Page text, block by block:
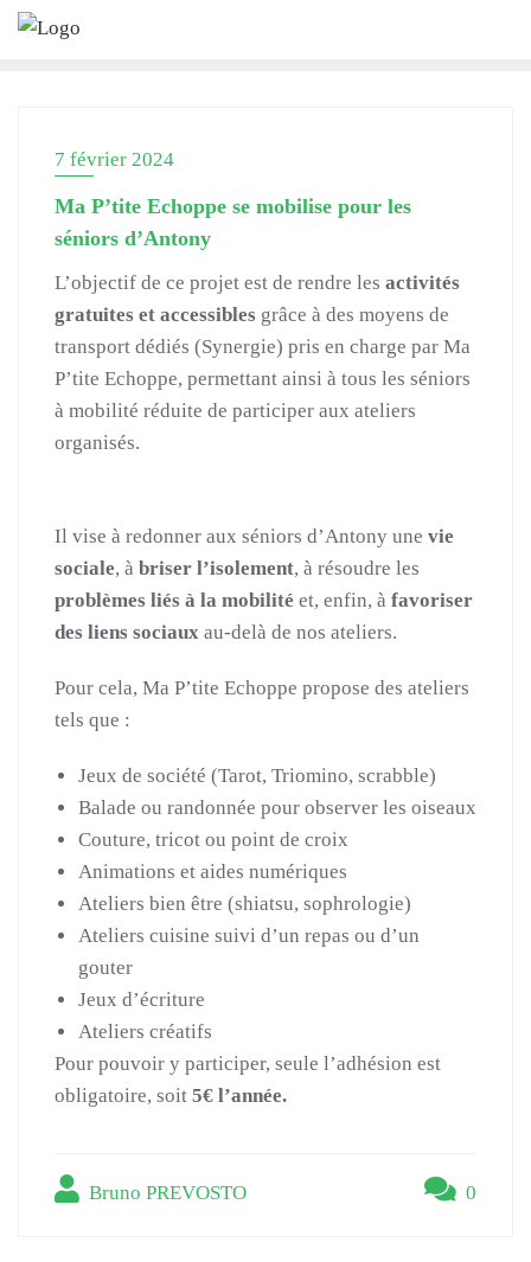
Skip
7 février 2024
Ma P’tite Echoppe se mobilise pour les
séniors d’Antony
L’objectif de ce projet est de rendre les activités
gratuites et accessibles grâce à des moyens de
transport dédiés (Synergie) pris en charge par Ma
P’tite Echoppe, permettant ainsi à tous les séniors
à mobilité réduite de participer aux ateliers
organisés.
Il vise à redonner aux séniors d’Antony une vie
sociale, à briser l’isolement, à résoudre les
problèmes liés à la mobilité et, enfin, à favoriser
des liens sociaux au-delà de nos ateliers.
Pour cela, Ma P’tite Echoppe propose des ateliers
tels que :
Jeux de société (Tarot, Triomino, scrabble)
Balade ou randonnée pour observer les oiseaux
Couture, tricot ou point de croix
Animations et aides numériques
Ateliers bien être (shiatsu, sophrologie)
Ateliers cuisine suivi d’un repas ou d’un
gouter
Jeux d’écriture
Ateliers créatifs
Pour pouvoir y participer, seule l’adhésion est
obligatoire, soit 5€ l’année.
Bruno PREVOSTO 0